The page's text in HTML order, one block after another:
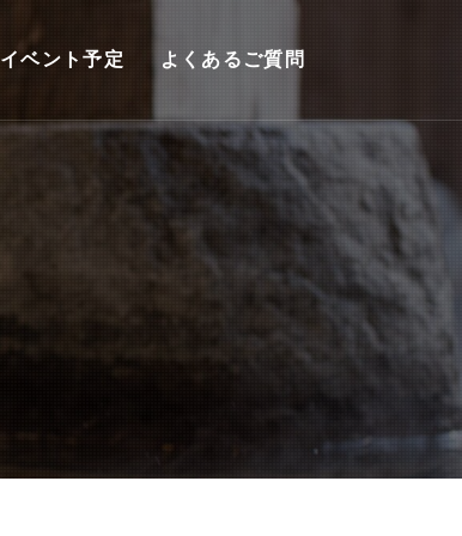
イベント予定 よくあるご質問